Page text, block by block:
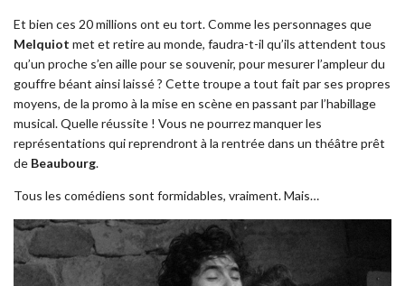
Et bien ces 20 millions ont eu tort. Comme les personnages que
Melquiot met et retire au monde, faudra-t-il qu’ils attendent tous
qu’un proche s’en aille pour se souvenir, pour mesurer l’ampleur du
gouffre béant ainsi laissé ? Cette troupe a tout fait par ses propres
moyens, de la promo à la mise en scène en passant par l’habillage
musical. Quelle réussite ! Vous ne pourrez manquer les
représentations qui reprendront à la rentrée dans un théâtre prêt
de Beaubourg.
Tous les comédiens sont formidables, vraiment. Mais…